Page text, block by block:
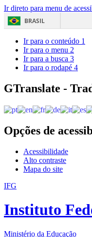
Ir direto para menu de
BRASIL
Ir para o conteúdo 1
Ir para o menu 2
Ir para a busca 3
Ir para o rodapé 4
GTranslate -
Opções de
Acessibilidade
Alto contraste
Mapa do site
IFG
Instituto
Ministério da Educação